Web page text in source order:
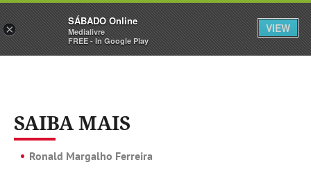
Sábado Assine Iniciar Sessão
SAIBA MAIS
Ronald Margalho Ferreira
×
SÁBADO Online
Medialivre
FREE - In Google Play
VIEW